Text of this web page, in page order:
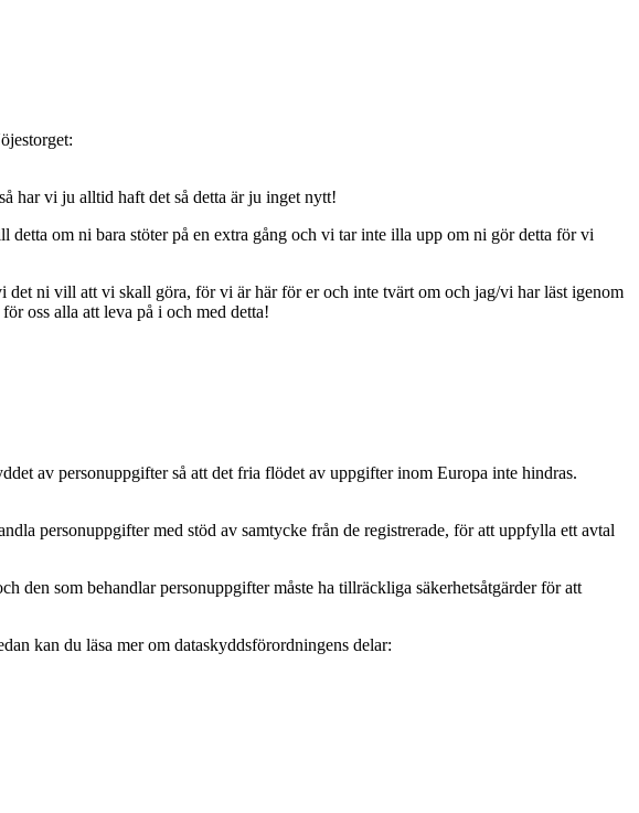
har vi ju alltid haft det så detta är ju inget nytt!
om ni bara stöter på en extra gång och vi tar inte illa upp om ni gör detta för vi
det ni vill att vi skall göra, för vi är här för er och inte tvärt om och jag/vi har läst igenom
oss alla att leva på i och med detta!
av personuppgifter så att det fria flödet av uppgifter inom Europa inte hindras.
personuppgifter med stöd av samtycke från de registrerade, för att uppfylla ett avtal
den som behandlar personuppgifter måste ha tillräckliga säkerhetsåtgärder för att
kan du läsa mer om dataskyddsförordningens delar: